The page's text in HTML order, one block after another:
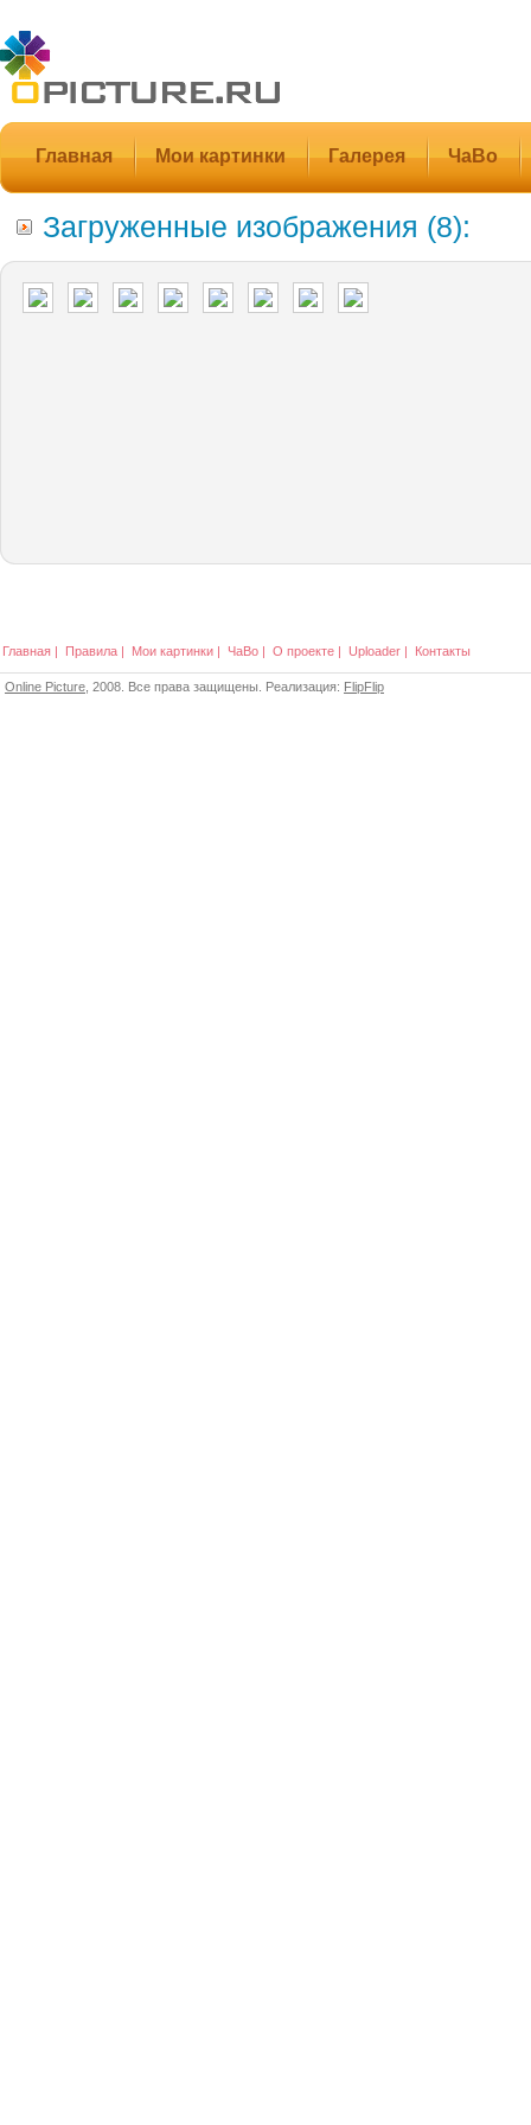
Главная Мои картинки Галерея ЧаВо
Загруженные изображения (8):
Главная | Правила | Мои картинки | ЧаВо | О проекте | Uploader | Контакты
Online Picture , 2008. Все права защищены. Реализация: FlipFlip